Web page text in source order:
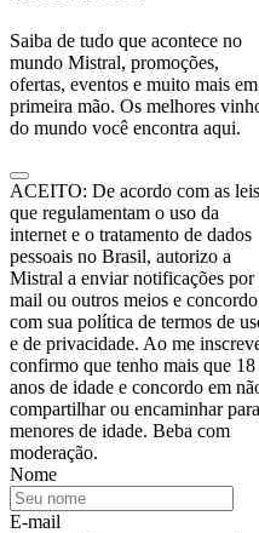
Saiba de tudo que acontece no
mundo Mistral, promoções,
ofertas, eventos e muito mais em
primeira mão. Os melhores
do mundo você encontra aqui.
ACEITO: De acordo com as leis
que regulamentam o uso da
internet e o tratamento de dados
pessoais no Brasil, autorizo a
Mistral a enviar notificações por
mail ou outros meios e concordo
com sua política de termos de
e de privacidade. Ao me
confirmo que tenho mais que 18
anos de idade e concordo em
compartilhar ou encaminhar para
menores de idade. Beba com
moderação.
Nome
E-mail